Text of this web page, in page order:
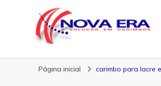
Nova Era
Página inicial carimbo para lacre